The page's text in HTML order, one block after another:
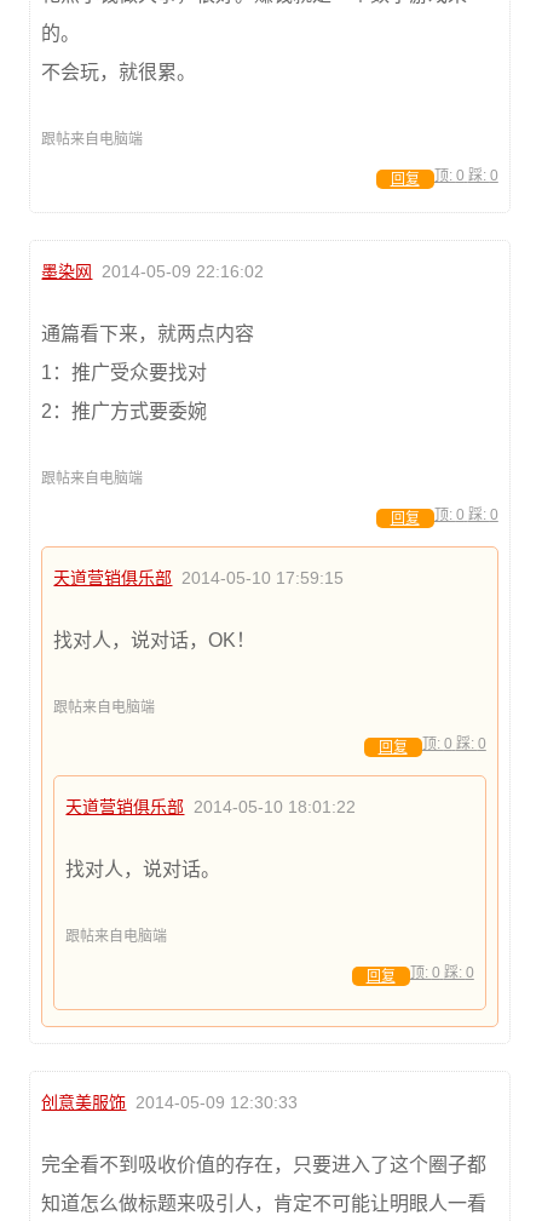
的。
不会玩，就很累。
跟帖来自电脑端
顶: 0 踩: 0
回复
墨染网 2014-05-09 22:16:02
通篇看下来，就两点内容
1：推广受众要找对
2：推广方式要委婉
跟帖来自电脑端
顶: 0 踩: 0
回复
天道营销俱乐部 2014-05-10 17:59:15
找对人，说对话，OK！
跟帖来自电脑端
顶: 0 踩: 0
回复
天道营销俱乐部 2014-05-10 18:01:22
找对人，说对话。
跟帖来自电脑端
顶: 0 踩: 0
回复
创意美服饰 2014-05-09 12:30:33
完全看不到吸收价值的存在，只要进入了这个圈子都
知道怎么做标题来吸引人，肯定不可能让明眼人一看